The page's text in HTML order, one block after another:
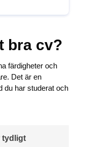
bra cv?
färdigheter och
Det är en
du har studerat och
tydligt